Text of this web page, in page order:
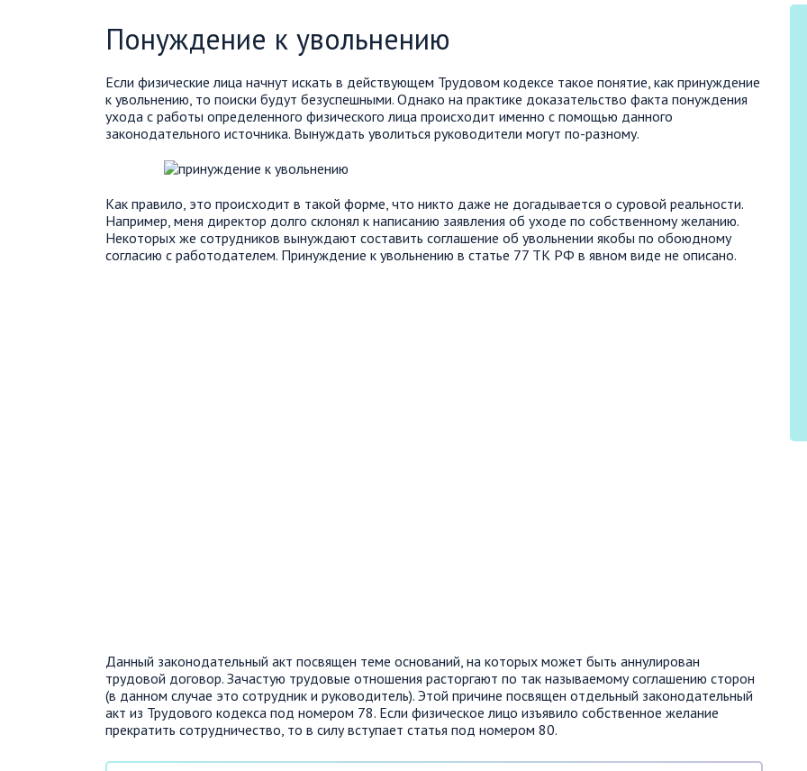
Понуждение к увольнению
Если физические лица начнут искать в действующем Трудовом кодексе такое понятие, как принуждение
к увольнению, то поиски будут безуспешными. Однако на практике доказательство факта понуждения
ухода с работы определенного физического лица происходит именно с помощью данного
законодательного источника. Вынуждать уволиться руководители могут по-разному.
Как правило, это происходит в такой форме, что никто даже не догадывается о суровой реальности.
Например, меня директор долго склонял к написанию заявления об уходе по собственному желанию.
Некоторых же сотрудников вынуждают составить соглашение об увольнении якобы по обоюдному
согласию с работодателем. Принуждение к увольнению в статье 77 ТК РФ в явном виде не описано.
Данный законодательный акт посвящен теме оснований, на которых может быть аннулирован
трудовой договор. Зачастую трудовые отношения расторгают по так называемому соглашению сторон
(в данном случае это сотрудник и руководитель). Этой причине посвящен отдельный законодательный
акт из Трудового кодекса под номером 78. Если физическое лицо изъявило собственное желание
прекратить сотрудничество, то в силу вступает статья под номером 80.